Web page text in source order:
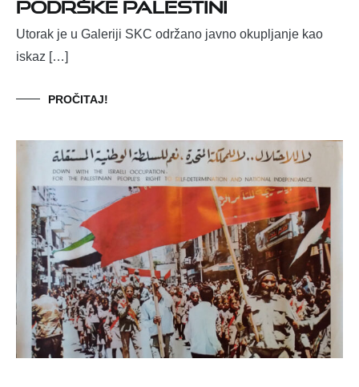
Utorak je u Galeriji SKC održano javno okupljanje kao
iskaz […]
PROČITAJ!